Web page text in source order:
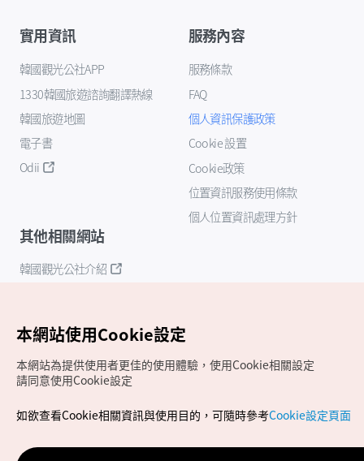
實用資訊
韓國觀光公社APP
1330韓國旅遊諮詢翻譯熱線
韓國旅遊地圖
電子書
Odii
服務內容
服務條款
FAQ
個人資訊保護政策
Cookie 設置
Cookie政策
位置資訊服務使用條款
個人位置資訊處理方針
其他相關網站
韓國觀光公社介紹
Copyrights (c) 韓國觀光公社版權所有
如有相關疑問或建議，歡迎來信至官方信箱
本網站使用Cookie設定
本網站為提供使用者更佳的使用體驗，使用Cookie相關設定
請同意使用Cookie設定
如欲查看Cookie相關資訊與使用目的，可隨時參考Cookie設定頁面